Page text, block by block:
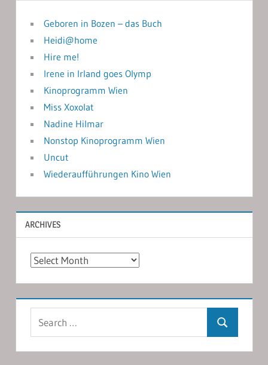
Geboren in Bozen – das Buch
Heidi@home
Hire me!
Irene in Irland goes Olymp
Kinoprogramm Wien
Miss Xoxolat
Nadine Hilmar
Nonstop Kinoprogramm Wien
Uncut
Wiederaufführungen Kino Wien
ARCHIVES
Archives
Search